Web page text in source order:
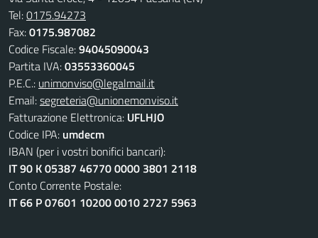
Tel:0175.94273
Fax:0175.987082
Codice Fiscale:94045090043
Partita IVA:03553360045
P.E.C.: unimonviso@legalmail.it
Email:segreteria@unionemonviso.it
Fatturazione Elettronica: UFLHJO
Codice IPA: umdecm
IBAN (per i vostri bonifici bancari):
IT 90 K 05387 46770 0000 3801 2118
Conto Corrente Postale:
IT 66 P 07601 10200 0010 2727 5963